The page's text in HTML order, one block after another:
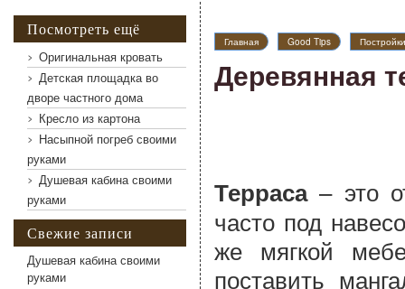
Главная Good Tips Постройки
Деревянная
Терраса– это
часто под
же мягкой
поставить
Посмотреть ещё
Оригинальная кровать
Детская площадка во
дворе частного дома
Кресло из картона
Насыпной погреб своими
руками
Душевая кабина своими
руками
Свежие записи
Душевая кабина своими
руками